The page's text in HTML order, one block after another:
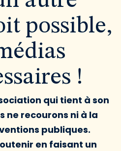
possible,
!
qui tient à son
ne recourons ni à la
publiques.
en faisant un